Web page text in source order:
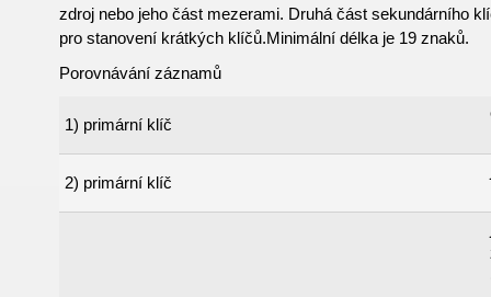
zdroj nebo jeho část mezerami. Druhá část sekundárního
pro stanovení krátkých klíčů.Minimální délka je 19 znaků.
Porovnávání záznamů
1) primární klíč
2) primární klíč